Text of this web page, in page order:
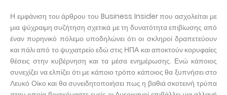
Η εμφάνιση του άρθρου του Business Insider που ασχολείται με
μια ψύχραιμη συζήτηση σχετικά με τη δυνατότητα επιβίωσης από
έναν πυρηνικό πόλεμο υποδηλώνει ότι οι σκληροί δραπετεύουν
και πάλι από το ψυχιατρείο εδώ στις ΗΠΑ και αποκτούν κορυφαίες
θέσεις στην κυβέρνηση και τα μέσα ενημέρωσης. Ενώ κάποιος
συνεχίζει να ελπίζει ότι με κάποιο τρόπο κάποιος θα ξυπνήσει στο
Λευκό Οίκο και θα συνειδητοποιήσει πως η βαθιά σκοτεινή τρύπα